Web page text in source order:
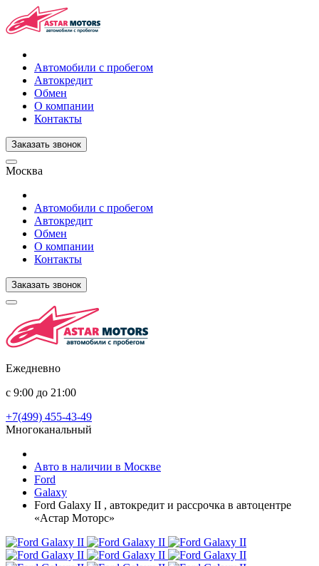
Автомобили с пробегом
Автокредит
Обмен
О компании
Контакты
Заказать звонок
Москва
Автомобили с пробегом
Автокредит
Обмен
О компании
Контакты
Заказать звонок
Ежедневно
с 9:00 до 21:00
+7(499) 455-43-49
Многоканальный
Авто в наличии в Москве
Ford
Galaxy
Ford Galaxy II , автокредит и рассрочка в автоцентре
«Астар Моторс»